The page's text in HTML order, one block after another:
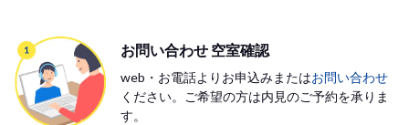
お問い合わせ 空室確認
web・お電話よりお申込みまたはお問い合わせ
ください。ご希望の方は内見のご予約を承りま
す。